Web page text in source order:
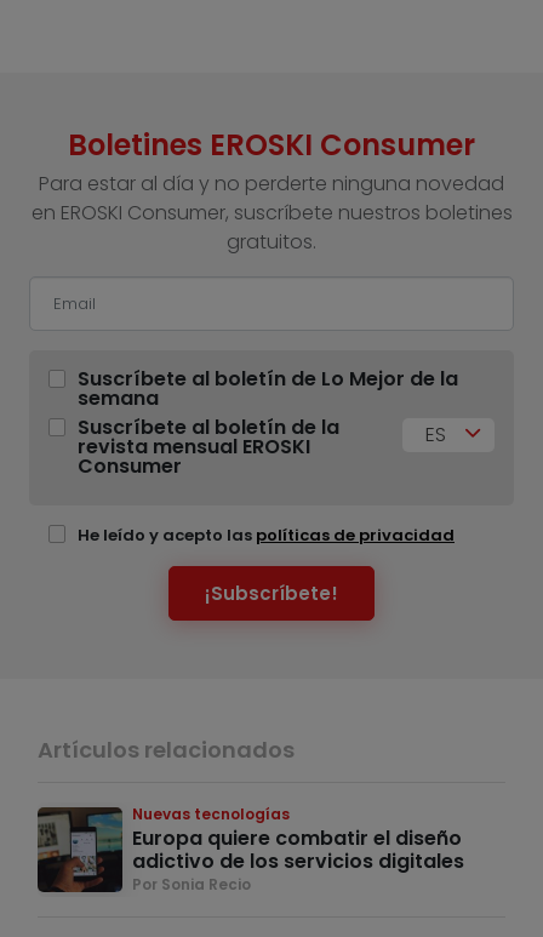
Boletines EROSKI Consumer
Para estar al día y no perderte ninguna novedad
en EROSKI Consumer, suscríbete nuestros boletines
gratuitos.
Suscríbete al boletín de Lo Mejor de la
semana
Suscríbete al boletín de la
revista mensual EROSKI
Consumer
ES
He leído y acepto las políticas de privacidad
¡Subscríbete!
Artículos relacionados
Nuevas tecnologías
Europa quiere combatir el diseño
adictivo de los servicios digitales
Por Sonia Recio